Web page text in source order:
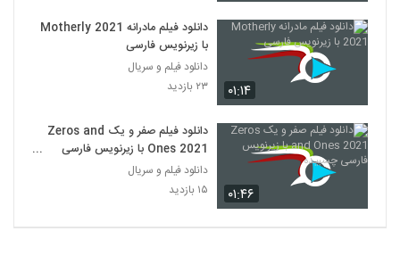
۰۱:۱۴
دانلود فیلم مادرانه Motherly 2021
با زیرنویس فارسی
دانلود فیلم و سریال
۲۳ بازدید
۰۱:۴۶
دانلود فیلم صفر و یک Zeros and
Ones 2021 با زیرنویس فارسی
چسبیده
دانلود فیلم و سریال
۱۵ بازدید